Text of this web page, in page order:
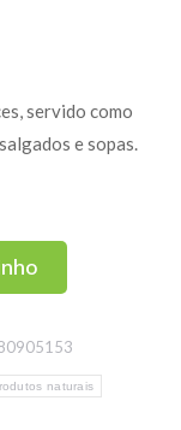
servido como
e sopas.
naturais